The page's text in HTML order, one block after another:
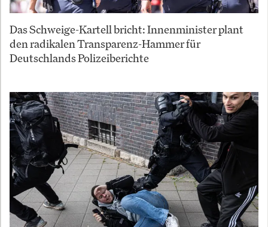
Das Schweige-Kartell bricht: Innenminister plant
den radikalen Transparenz-Hammer für
Deutschlands Polizeiberichte